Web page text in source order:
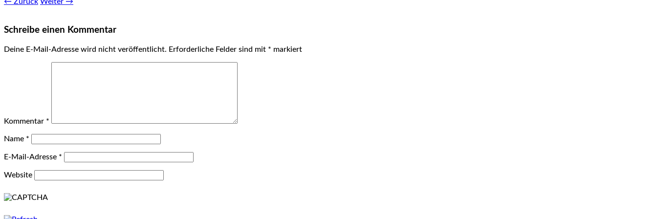
Schreibe einen Kommentar
Deine E-Mail-Adresse wird nicht veröffentlicht. Erforderliche Felder sind mit * markiert
Kommentar *
Name *
E-Mail-Adresse *
Website